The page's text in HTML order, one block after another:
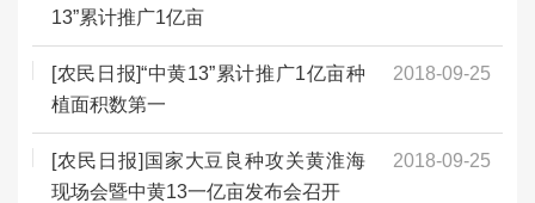
13”累计推广1亿亩
[农民日报]“中黄13”累计推广1亿亩种
植面积数第一
2018-09-25
[农民日报]国家大豆良种攻关黄淮海
现场会暨中黄13一亿亩发布会召开
2018-09-25